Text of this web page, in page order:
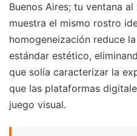
Buenos Aires; tu ventana
muestra el mismo rostro
homogeneización reduce
estándar estético,
que solía caracterizar la
que las plataformas
juego visual.